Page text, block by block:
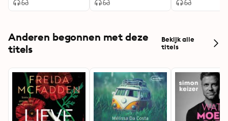
Anderen begonnen met deze
titels
Bekijk alle
titels